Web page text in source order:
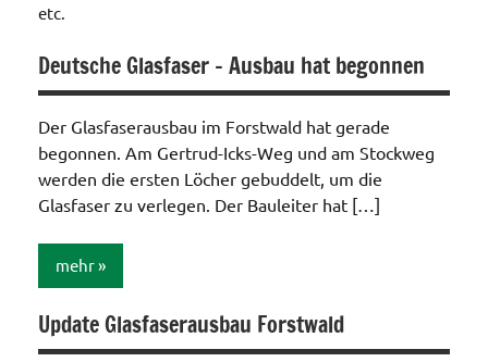
etc.
Deutsche Glasfaser – Ausbau hat begonnen
Der Glasfaserausbau im Forstwald hat gerade
begonnen. Am Gertrud-Icks-Weg und am Stockweg
werden die ersten Löcher gebuddelt, um die
Glasfaser zu verlegen. Der Bauleiter hat […]
mehr
Internet
/
Update Glasfaserausbau Forstwald